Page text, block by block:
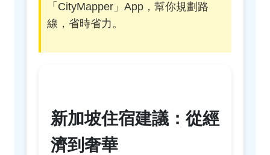
「CityMapper」App，幫你規劃路
線，省時省力。
新加坡住宿建議：從經
濟到奢華